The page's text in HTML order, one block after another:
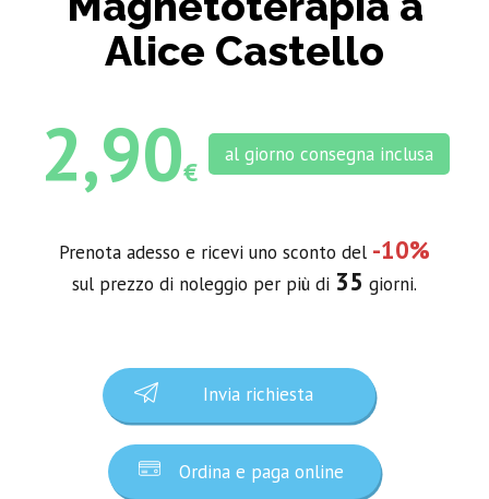
Alice Castello
2,90€
al giorno consegna inclusa
Prenota adesso e ricevi uno sconto del -10%
sul prezzo di noleggio per più di 35 giorni.
Invia richiesta
Ordina e paga online